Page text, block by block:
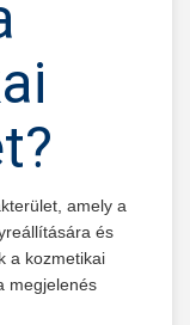
amely a
és
a kozmetikai
megjelenés